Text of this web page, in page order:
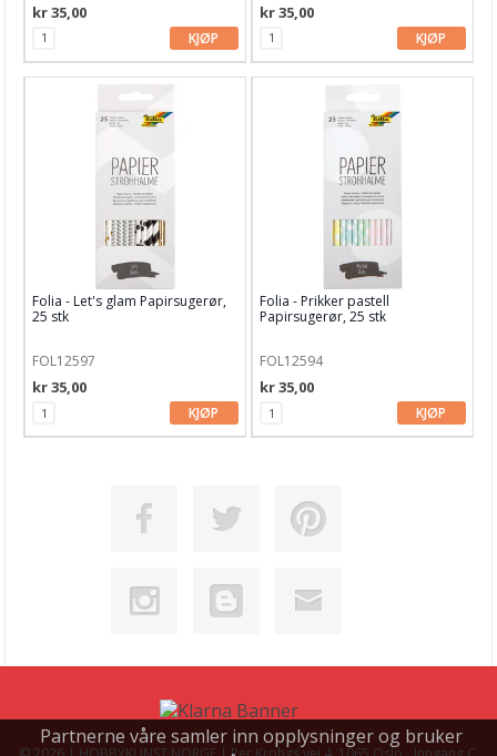
Partnerne våre samler inn opplysninger og bruker
kr 35,00
KJØP
kr 35,00
KJØP
Folia - Let's glam Papirsugerør,
25 stk
FOL12597
kr 35,00
KJØP
Folia - Prikker pastell
Papirsugerør, 25 stk
FOL12594
kr 35,00
KJØP